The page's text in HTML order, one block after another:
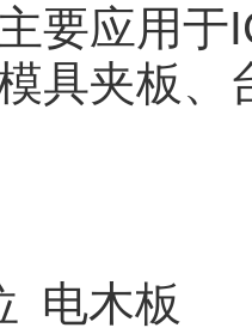
要应用于
具夹板、
木板